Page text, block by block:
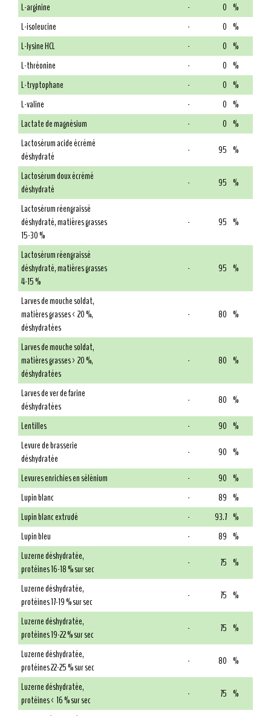
L-arginine
- 0 %
L-isoleucine
- 0 %
L-lysine HCL
- 0 %
L-thréonine
- 0 %
L-tryptophane
- 0 %
L-valine
- 0 %
Lactate de magnésium
- 0 %
Lactosérum acide écrémé
déshydraté
- 95 %
Lactosérum doux écrémé
déshydraté
- 95 %
Lactosérum réengraissé
déshydraté, matières grasses
15-30 %
- 95 %
Lactosérum réengraissé
déshydraté, matières grasses
4-15 %
- 95 %
Larves de mouche soldat,
matières grasses < 20 %,
déshydratées
- 80 %
Larves de mouche soldat,
matières grasses > 20 %,
déshydratées
- 80 %
Larves de ver de farine
déshydratées
- 80 %
Lentilles
- 90 %
Levure de brasserie
déshydratée
- 90 %
Levures enrichies en sélénium
- 90 %
Lupin blanc
- 89 %
Lupin blanc extrudé
- 93.7 %
Lupin bleu
- 89 %
Luzerne déshydratée,
protéines 16-18 % sur sec
- 75 %
Luzerne déshydratée,
protéines 17-19 % sur sec
- 75 %
Luzerne déshydratée,
protéines 19-22 % sur sec
- 75 %
Luzerne déshydratée,
protéines 22-25 % sur sec
- 80 %
Luzerne déshydratée,
protéines < 16 % sur sec
- 75 %